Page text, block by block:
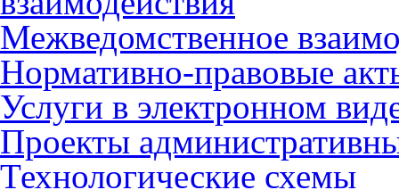
Межведомственное
Нормативно-правовые
Услуги в электронном
Проекты
Технологические схемы